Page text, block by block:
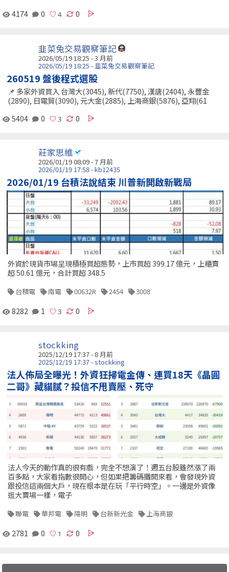
4174 0 0
韭菜兔交易觀察筆記
2026/05/19 18:25 - 3 月前
2026/05/19 18:25 - 韭菜兔交易觀察筆記
260519 盤後程式選股
📌 多家外資買入 台灣大(3045), 新代(7750), 漢唐(2404), 永豐金
(2890), 日電貿(3090), 元大金(2885), 上海商銀(5876), 亞翔(61
5404
0 0
莊家思維
2026/01/19 08:09 - 7 月前
2026/01/19 17:58 - kb12435
2026/01/19 台積法說結束 川普新開啟新戰局
外資於現貨市場呈現積極買超態勢，上市買超 399.17 億元，上櫃賣
超 50.61 億元，合計買超 348.5
台積電 南電 00632R 2454 3008
8282 1 0
stockking
2025/12/19 17:37 - 8 月前
2025/12/19 17:37 - stockking
法人佈局全曝光！外資狂掃電金傳、連買18天《晶圓
二哥》藏貓膩？投信不甩賣壓、死守
法人今天的動作真的很有戲，完全不想演了！週五台股雖然漲了兩
百多點，大家看指數很開心，但如果把籌碼攤開來看，會發現外資
跟投信這兩個大戶，現在根本是在玩「平行時空」。一邊是外資像
逛大賣場一樣，電子
聯電 華邦電 陽明 台新新光金 上海商銀
2781 0 0